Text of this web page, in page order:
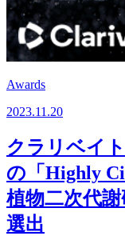
Awards
2023.11.20
クラリベイ
の「Highly
植物二次代
選出